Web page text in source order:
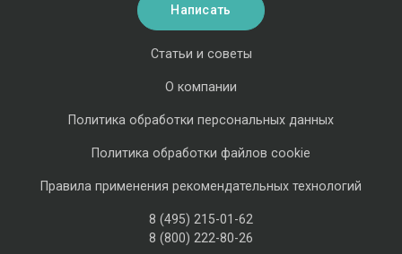
Статьи и советы
О компании
Политика обработки персональных данных
Политика обработки файлов cookie
Правила применения рекомендательных технологий
8 (495) 215-01-62
8 (800) 222-80-26
Написать